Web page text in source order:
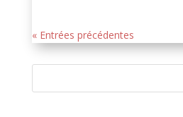
« Entrées précédentes